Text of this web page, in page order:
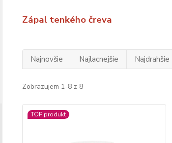
Zápal tenkého čreva
Najnovšie Najlacnejšie Najdrahšie
Zobrazujem 1-8 z 8
TOP produkt